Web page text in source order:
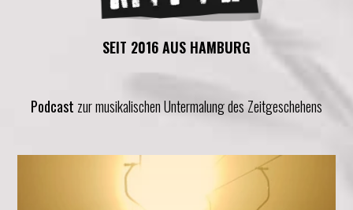
SEIT 2016 AUS HAMBURG
Podcast zur musikalischen Untermalung des Zeitgeschehens